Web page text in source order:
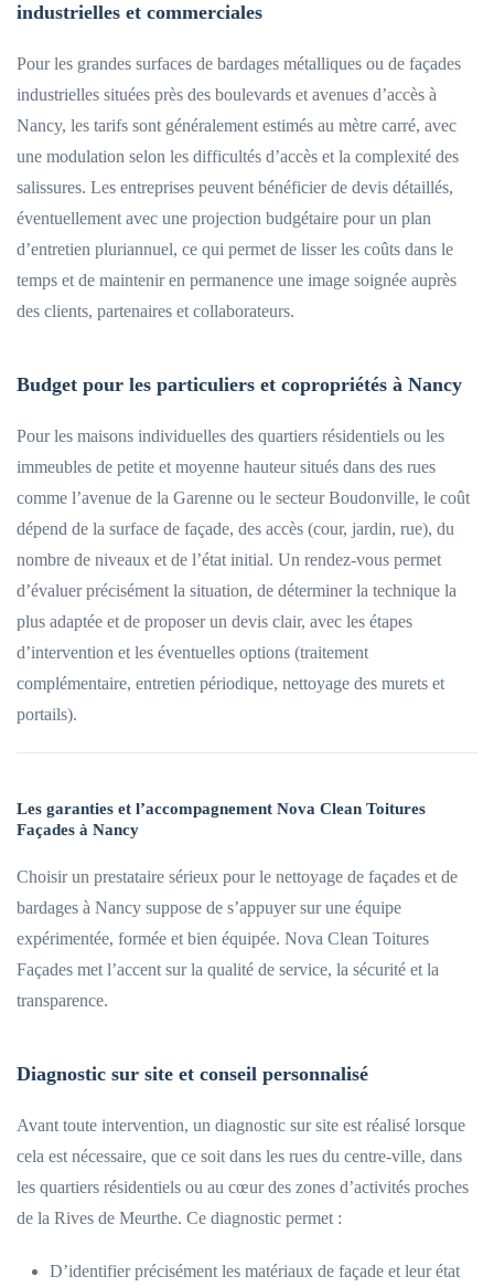
industrielles et commerciales
Pour les grandes surfaces de bardages métalliques ou de façades
industrielles situées près des boulevards et avenues d’accès à
Nancy, les tarifs sont généralement estimés au mètre carré, avec
une modulation selon les difficultés d’accès et la complexité des
salissures. Les entreprises peuvent bénéficier de devis détaillés,
éventuellement avec une projection budgétaire pour un plan
d’entretien pluriannuel, ce qui permet de lisser les coûts dans le
temps et de maintenir en permanence une image soignée auprès
des clients, partenaires et collaborateurs.
Budget pour les particuliers et copropriétés à Nancy
Pour les maisons individuelles des quartiers résidentiels ou les
immeubles de petite et moyenne hauteur situés dans des rues
comme l’avenue de la Garenne ou le secteur Boudonville, le coût
dépend de la surface de façade, des accès (cour, jardin, rue), du
nombre de niveaux et de l’état initial. Un rendez-vous permet
d’évaluer précisément la situation, de déterminer la technique la
plus adaptée et de proposer un devis clair, avec les étapes
d’intervention et les éventuelles options (traitement
complémentaire, entretien périodique, nettoyage des murets et
portails).
Les garanties et l’accompagnement Nova Clean Toitures
Façades à Nancy
Choisir un prestataire sérieux pour le nettoyage de façades et de
bardages à Nancy suppose de s’appuyer sur une équipe
expérimentée, formée et bien équipée. Nova Clean Toitures
Façades met l’accent sur la qualité de service, la sécurité et la
transparence.
Diagnostic sur site et conseil personnalisé
Avant toute intervention, un diagnostic sur site est réalisé lorsque
cela est nécessaire, que ce soit dans les rues du centre-ville, dans
les quartiers résidentiels ou au cœur des zones d’activités proches
de la Rives de Meurthe. Ce diagnostic permet :
D’identifier précisément les matériaux de façade et leur état